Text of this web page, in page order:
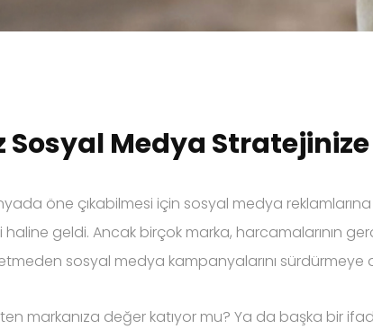
Sosyal Medya
öne çıkabilmesi için sosyal medya reklamlarına
haline geldi. Ancak birçok marka, harcamalarının
sosyal medya kampanyalarını sürdürmeye
markanıza değer katıyor mu? Ya da başka bir